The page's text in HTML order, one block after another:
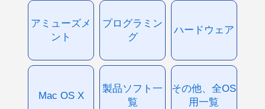
アミューズメ
ント
プログラミン
グ
ハードウェア
Mac OS X
製品ソフト一
覧
その他、全OS
用一覧